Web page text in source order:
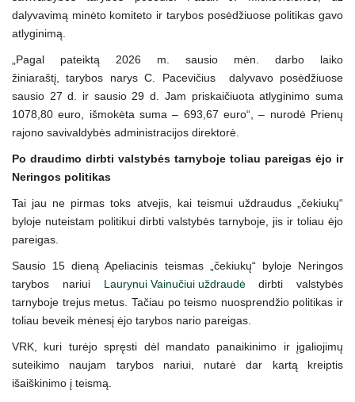
dalyvavimą minėto komiteto ir tarybos posėdžiuose politikas gavo
atlyginimą.
„Pagal pateiktą 2026 m. sausio mėn. darbo laiko
žiniaraštį, tarybos narys C. Pacevičius dalyvavo posėdžiuose
sausio 27 d. ir sausio 29 d. Jam priskaičiuota atlyginimo suma
1078,80 euro, išmokėta suma – 693,67 euro“, – nurodė Prienų
rajono savivaldybės administracijos direktorė.
Po draudimo dirbti valstybės tarnyboje toliau pareigas ėjo ir
Neringos politikas
Tai jau ne pirmas toks atvejis, kai teismui uždraudus „čekiukų“
byloje nuteistam politikui dirbti valstybės tarnyboje, jis ir toliau ėjo
pareigas.
Sausio 15 dieną Apeliacinis teismas „čekiukų“ byloje Neringos
tarybos nariui Laurynui Vainučiui uždraudėdirbti valstybės
tarnyboje trejus metus. Tačiau po teismo nuosprendžio politikas ir
toliau beveik mėnesį ėjo tarybos nario pareigas.
VRK, kuri turėjo spręsti dėl mandato panaikinimo ir įgaliojimų
suteikimo naujam tarybos nariui, nutarė dar kartą kreiptis
išaiškinimo į teismą.